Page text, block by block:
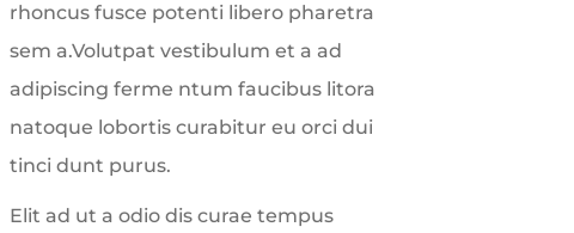
rhoncus fusce potenti libero pharetra
sem a.Volutpat vestibulum et a ad
adipiscing ferme ntum faucibus litora
natoque lobortis curabitur eu orci dui
tinci dunt purus.
Elit ad ut a odio dis curae tempus